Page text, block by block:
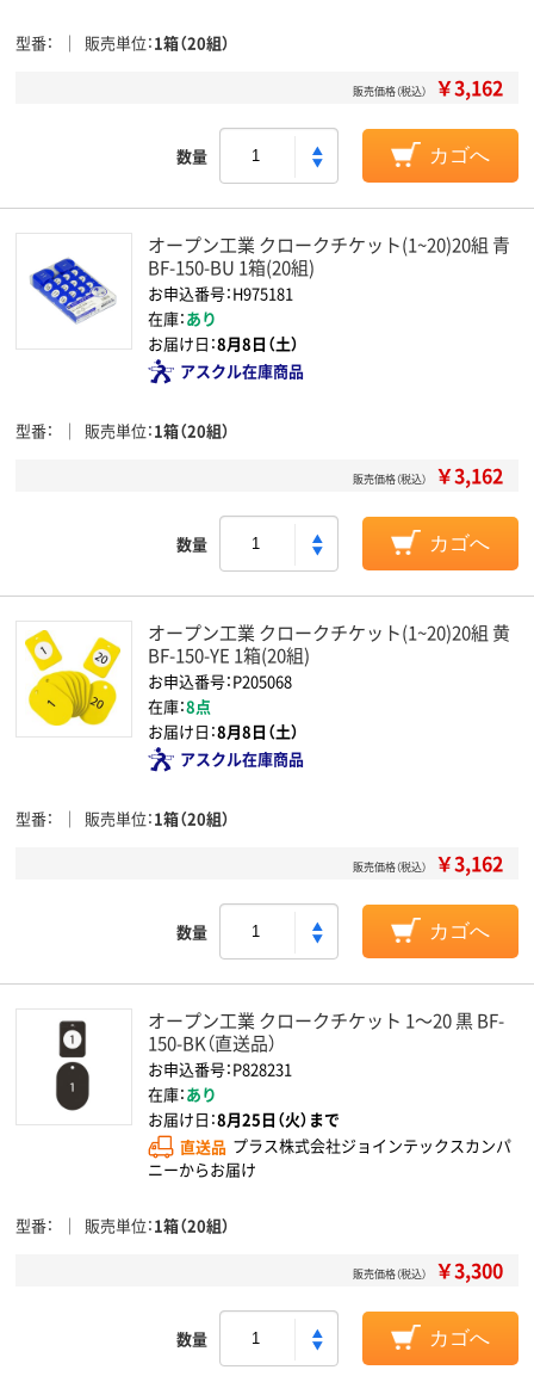
型番 販売単位 1箱（20組）
販売価格（税込） ￥3,162
数量 カゴへ
オープン工業 クロークチケット(1~20)20組 青
BF-150-BU 1箱(20組)
お申込番号：H975181
在庫：あり
お届け日：8月8日（土）
アスクル在庫商品
型番 販売単位 1箱（20組）
販売価格（税込） ￥3,162
数量 カゴへ
オープン工業 クロークチケット(1~20)20組 黄
BF-150-YE 1箱(20組)
お申込番号：P205068
在庫：8点
お届け日：8月8日（土）
アスクル在庫商品
型番 販売単位 1箱（20組）
販売価格（税込） ￥3,162
数量 カゴへ
オープン工業 クロークチケット 1～20 黒 BF-
150-BK（直送品）
お申込番号：P828231
在庫：あり
お届け日：8月25日（火）まで
直送品 プラス株式会社ジョインテックスカンパ
ニーからお届け
型番 販売単位 1箱（20組）
販売価格（税込） ￥3,300
数量 カゴへ